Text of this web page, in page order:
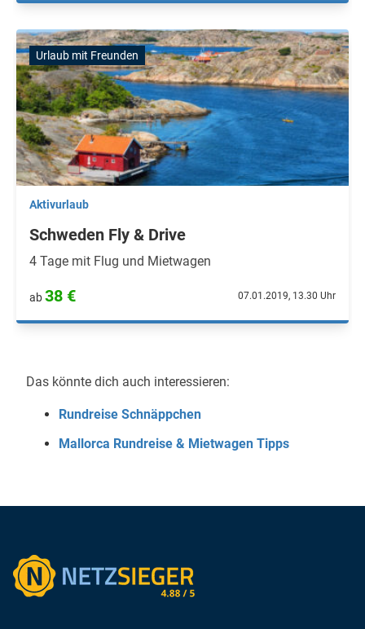
Urlaub mit Freunden
Aktivurlaub
Schweden Fly & Drive
4 Tage mit Flug und Mietwagen
ab38 € 07.01.2019, 13.30 Uhr
Das könnte dich auch interessieren:
Rundreise Schnäppchen
Mallorca Rundreise & Mietwagen Tipps